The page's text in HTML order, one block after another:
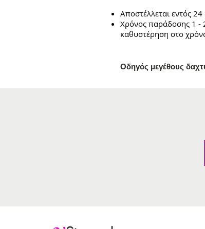
Αποστέλλεται εντός
Χρόνος παράδοσης 1 -
καθυστέρηση στο
Οδηγός μεγέθους